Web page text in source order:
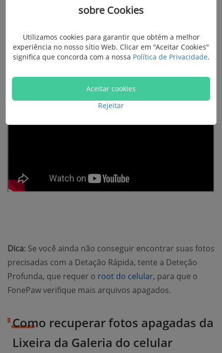
Tutorial em vídeo: Como recuperar fotos
Se você desejar recuperar fotos apagadas do celular
ambém é adequado para recuperar outros tipos de
Dica: Se você ainda não conseguir encontrar suas fotos
precisadas com a Detação Rápida, tente a Deteção
Profunda, que requer o root do celular, para que o
FonePaw verifique mais arquivos apagados.
Como recuperar fotos apagadas da
Lixeira da Galeria do celular
sobre Cookies
Utilizamos cookies para garantir que obtém a melhor
experiência no nosso sítio Web. Clicar em "Aceitar Cookies"
significa que concorda com a nossa Política de Privacidade.
Aceitar cookies
Rejeitar